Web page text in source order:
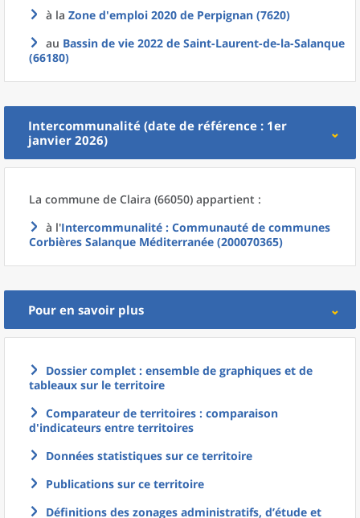
à la Zone d'emploi 2020 de Perpignan (7620)
au Bassin de vie 2022 de Saint-Laurent-de-la-Salanque
(66180)
Intercommunalité (date de référence : 1er
janvier 2026)
La commune de Claira (66050) appartient :
à l'Intercommunalité : Communauté de communes
Corbières Salanque Méditerranée (200070365)
Pour en savoir plus
Dossier complet : ensemble de graphiques et de
tableaux sur le territoire
Comparateur de territoires : comparaison
d'indicateurs entre territoires
Données statistiques sur ce territoire
Publications sur ce territoire
Définitions des zonages administratifs, d’étude et